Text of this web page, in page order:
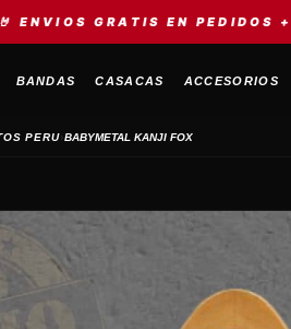
EN PEDIDOS +S/149 | ⚡
BANDAS CASACAS ACCESORIOS
PERU›BABYMETAL KANJI FOX